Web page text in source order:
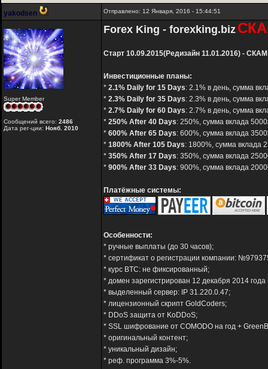
yakodsen Отправлено: 12 Января, 2016 - 15:44:51
Super Member
Сообщений всего: 2486
Дата рег-ции: Нояб. 2010
Forex King - forexking.biz
Старт 10.09.2015(Редизайн 11.01.2016) -
Инвестиционные планы:
* 2.1% Daily for 15 Days: 2.1% в день, сумма
* 2.3% Daily for 35 Days: 2.3% в день, сумма
* 2.7% Daily for 60 Days: 2.7% в день, сумма
* 250% After 40 Days: 250%, сумма вклада
* 600% After 65 Days: 600%, сумма вклада
* 1800% After 105 Days: 1800%, сумма вклада
* 350% After 17 Days: 350%, сумма вклада
* 900% After 33 Days: 900%, сумма вклада
Платёжные системы:
Особенности:
* ручные выплаты (до 30 часов);
* сертификат о регистрации компании:
* курс BTC: не фиксированный;
* домен зарегистрирован 12 декабря 2014 года
* выделенный сервер: IP 31.220.0.47;
* лицензионный скрипт GoldCoders;
* DDoS защита от KoDDoS;
* SSL шифрование от COMODO на год +
* оригинальный контент;
* уникальный дизайн;
* реф. программа 3%-5%.